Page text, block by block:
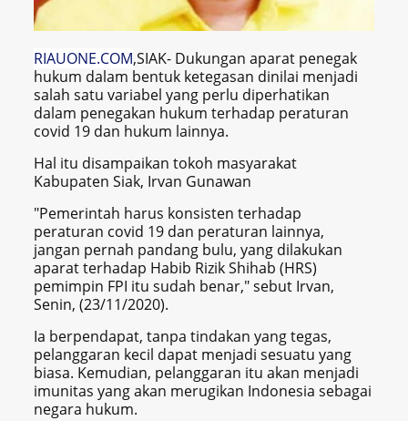
RIAUONE.COM,SIAK- Dukungan aparat penegak
hukum dalam bentuk ketegasan dinilai menjadi
salah satu variabel yang perlu diperhatikan
dalam penegakan hukum terhadap peraturan
covid 19 dan hukum lainnya.
Hal itu disampaikan tokoh masyarakat
Kabupaten Siak, Irvan Gunawan
"Pemerintah harus konsisten terhadap
peraturan covid 19 dan peraturan lainnya,
jangan pernah pandang bulu, yang dilakukan
aparat terhadap Habib Rizik Shihab (HRS)
pemimpin FPI itu sudah benar," sebut Irvan,
Senin, (23/11/2020).
Ia berpendapat, tanpa tindakan yang tegas,
pelanggaran kecil dapat menjadi sesuatu yang
biasa. Kemudian, pelanggaran itu akan menjadi
imunitas yang akan merugikan Indonesia sebagai
negara hukum.